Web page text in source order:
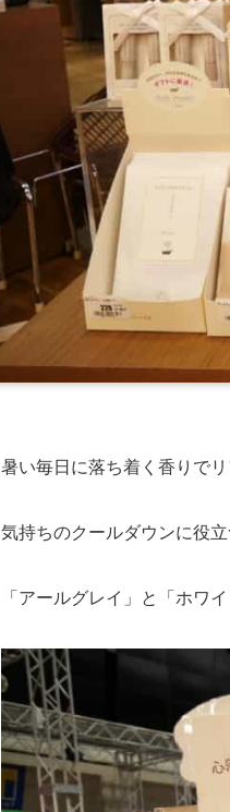
暑い毎日に落ち着く香りで
気持ちのクールダウンに役
「アールグレイ」と「ホワ